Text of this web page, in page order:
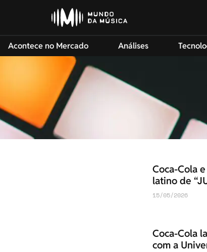
Acontece no Mercado Análises
Coca-Cola
latino de
15/05/2026
Coca-Cola
com a